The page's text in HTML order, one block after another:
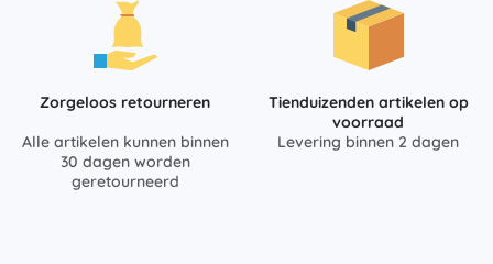
Zorgeloos retourneren
Alle artikelen kunnen binnen
30 dagen worden
geretourneerd
Tienduizenden artikelen op
voorraad
Levering binnen 2 dagen